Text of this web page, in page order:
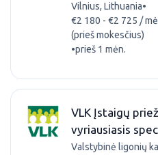
Vilnius, Lithuania•
€2 180 - €2 725 /
(prieš mokesčius)
•prieš 1 mėn.
VLK Įstaigų
vyriausiasis
Valstybinė ligonių